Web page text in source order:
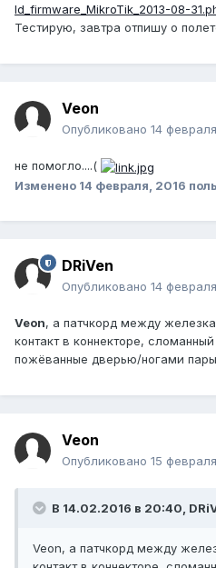
ld_firmware_MikroTik_2013-08-
Тестирую, завтра отпишу о
Veon
Опубликовано 14
не помогло....(
Изменено 14 февраля, 2016
DRiVen
Опубликовано 14
Veon, а патчкорд между
контакт в коннекторе,
пожёванные дверью/ногами пары
Veon
Опубликовано 15
В 14.02.2016 в 20:40,
Veon, а патчкорд между